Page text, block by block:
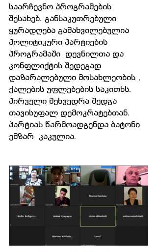
საარჩევნო პროგრამების
შესახებ. განსაკუთრებული
ყურადღება გამახვილებულია
პოლიტიკური პარტიების
პროგრამაში  დევნილთა და
კონფლიქტის შედეგად
დაზარალებული მოსახლეობის ,
ქალების უფლებების საკითხს.
პირველი შეხვედრა შედგა
თავისუფალ დემოკრატებთან.
პარტიას წარმოადგენდა ბატონი
ემზარ  კაკულია.